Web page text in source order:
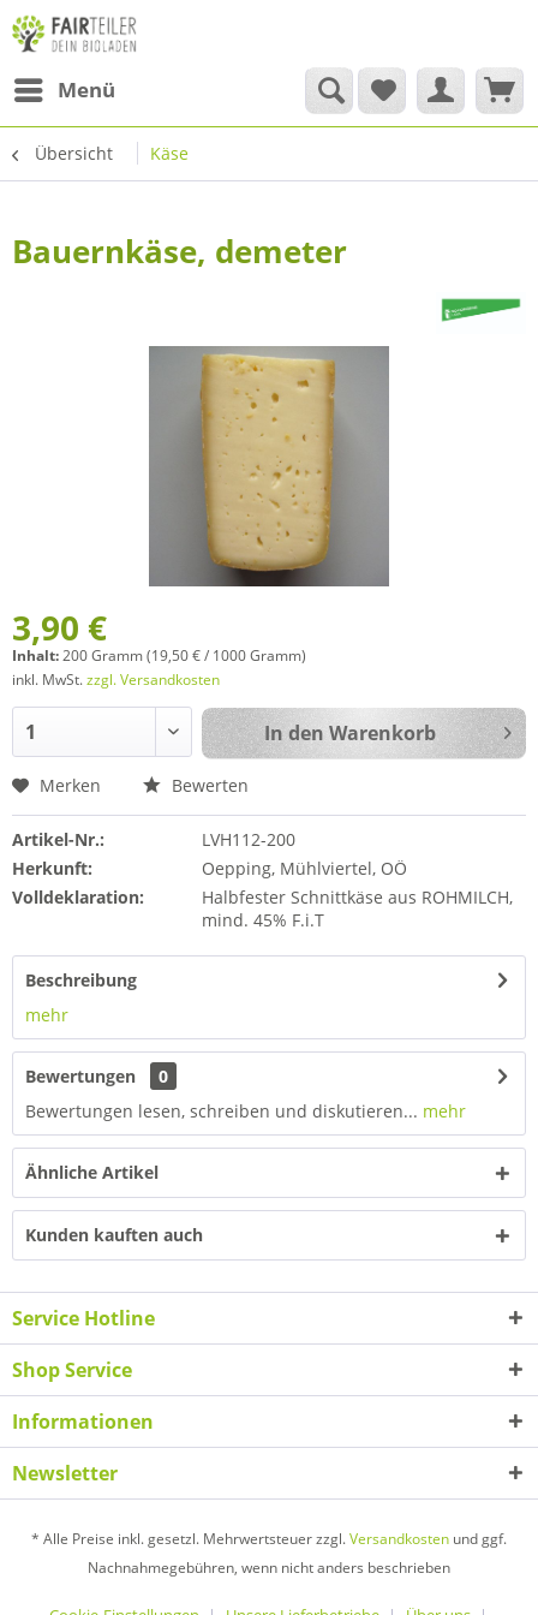
Menü
Übersicht Käse
Bauernkäse, demeter
3,90 €
Inhalt:200 Gramm (19,50 € / 1000 Gramm)
inkl. MwSt.zzgl. Versandkosten
In den Warenkorb
Merken Bewerten
Artikel-Nr.:
LVH112-200
Herkunft:
Oepping, Mühlviertel, OÖ
Volldeklaration:
Halbfester Schnittkäse aus ROHMILCH,
mind. 45% F.i.T
Beschreibung
mehr
Bewertungen
0
Bewertungen lesen, schreiben und diskutieren... mehr
Ähnliche Artikel
Kunden kauften auch
Service Hotline
Shop Service
Informationen
Newsletter
* Alle Preise inkl. gesetzl. Mehrwertsteuer zzgl.Versandkosten und ggf.
Nachnahmegebühren, wenn nicht anders beschrieben